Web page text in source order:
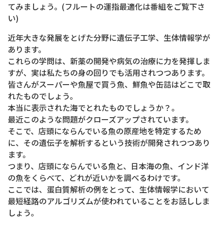
てみましょう。(フルートの運指最適化は番組をご覧下さ
い)
近年大きな発展をとげた分野に遺伝子工学、生体情報学が
あります。
これらの学問は、新薬の開発や病気の治療に力を発揮しま
すが、実は私たちの身の回りでも活用されつつあります。
皆さんがスーパーや魚屋で買う魚、鮮魚や缶詰はどこで取
れたものでしょう。
本当に表示された海でとれたものでしょうか？。
最近このような問題がクローズアップされています。
そこで、店頭にならんでいる魚の原産地を特定するため
に、その遺伝子を解析するという技術が開発されつつあり
ます。
つまり、店頭にならんでいる魚と、日本海の魚、インド洋
の魚をくらべて、どれが近いかを調べるわけです。
ここでは、蛋白質解析の例をとって、生体情報学において
最短経路のアルゴリズムが使われていることをお話ししま
しょう。